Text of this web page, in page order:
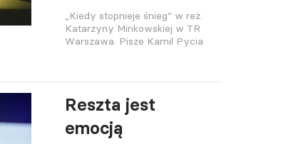
„Kiedy stopnieje śnieg” w reż.
Katarzyny Minkowskiej w TR
Warszawa. Pisze Kamil Pycia
Reszta jest
emocją